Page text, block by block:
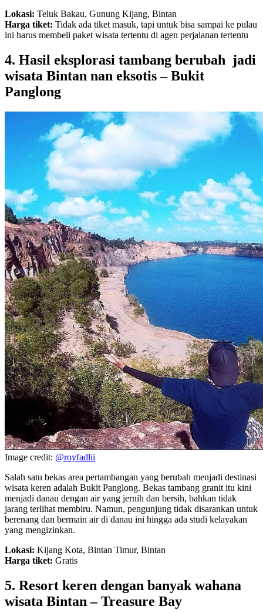
Lokasi: Teluk Bakau, Gunung Kijang, Bintan
Harga tiket: Tidak ada tiket masuk, tapi untuk bisa sampai ke pulau
ini harus membeli paket wisata tertentu di agen perjalanan tertentu
4. Hasil eksplorasi tambang berubah jadi
wisata Bintan nan eksotis – Bukit
Panglong
Image credit: @royfadlii
Salah satu bekas area pertambangan yang berubah menjadi destinasi
wisata keren adalah Bukit Panglong. Bekas tambang granit itu kini
menjadi danau dengan air yang jernih dan bersih, bahkan tidak
jarang terlihat membiru. Namun, pengunjung tidak disarankan untuk
berenang dan bermain air di danau ini hingga ada studi kelayakan
yang mengizinkan.
Lokasi: Kijang Kota, Bintan Timur, Bintan
Harga tiket: Gratis
5. Resort keren dengan banyak wahana
wisata Bintan – Treasure Bay